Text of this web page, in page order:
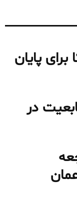
پایان
در